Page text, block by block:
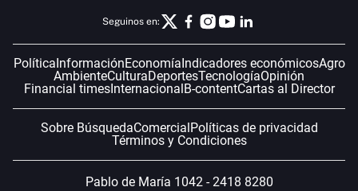
Seguinos en:
Política InformaciónEconomía Indicadores económicosAgro
AmbienteCulturaDeportesTecnologíaOpinión
Financial timesInternacional B-contentCartas al Director
Sobre BúsquedaComercial Políticas de privacidad
Términos y Condiciones
Pablo de María 1042 - 2418 8280